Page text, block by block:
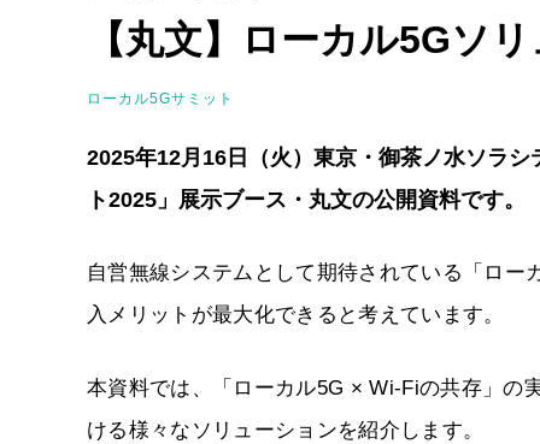
【丸文】ローカル5Gソ
ローカル5Gサミット
2025年12月16日（火）東京・御茶ノ水ソラ
ト2025」展示ブース・丸文の公開資料です。
自営無線システムとして期待されている「ロ
入メリットが最大化できると考えています。
本資料では、「ローカル5G × Wi-Fiの共存」の
ける様々なソリューションを紹介します。